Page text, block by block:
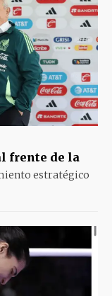
frente de la
estratégico